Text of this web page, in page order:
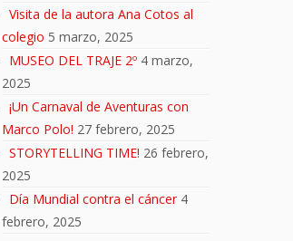
Visita de la autora Ana Cotos al
colegio 5 marzo, 2025
MUSEO DEL TRAJE 2º 4 marzo,
2025
¡Un Carnaval de Aventuras con
Marco Polo! 27 febrero, 2025
STORYTELLING TIME! 26 febrero,
2025
Día Mundial contra el cáncer 4
febrero, 2025